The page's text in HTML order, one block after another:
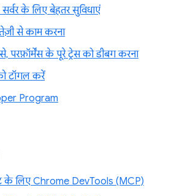
के लिए बेहतर सुविधाएं
से काम करना
परफ़ॉर्मेंस के पूरे ट्रेस को डीबग करना
टॉगल करें
Program
लिए Chrome DevTools (MCP)